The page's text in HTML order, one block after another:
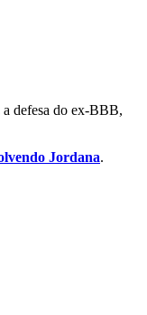
a defesa do ex-BBB,
Jordana.